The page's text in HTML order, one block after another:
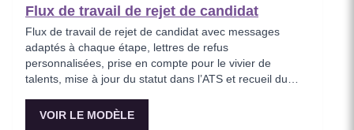
Flux de travail de rejet de candidat
Flux de travail de rejet de candidat avec messages
adaptés à chaque étape, lettres de refus
personnalisées, prise en compte pour le vivier de
talents, mise à jour du statut dans l’ATS et recueil du
VOIR LE MODÈLE